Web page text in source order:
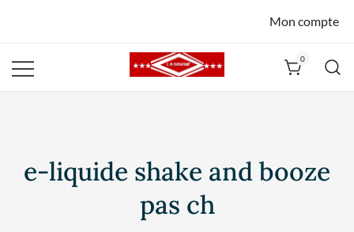
Mon compte
0
e-liquide shake and booze
pas ch